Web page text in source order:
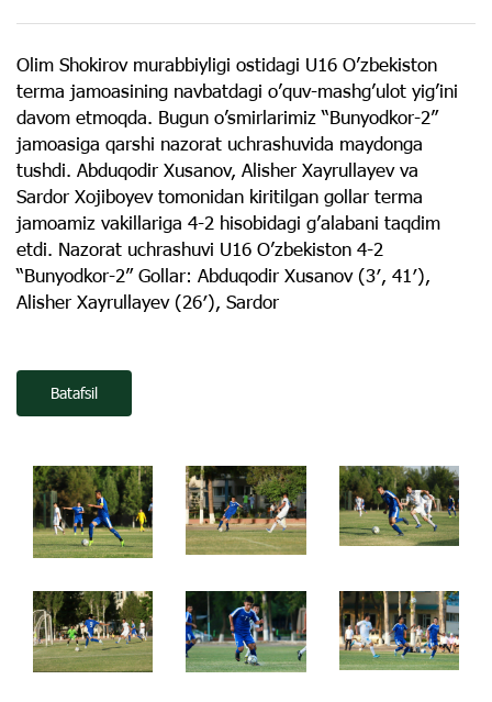
Olim Shokirov murabbiyligi ostidagi U16 O’zbekiston
terma jamoasining navbatdagi o’quv-mashg’ulot yig’ini
davom etmoqda. Bugun o’smirlarimiz “Bunyodkor-2”
jamoasiga qarshi nazorat uchrashuvida maydonga
tushdi. Abduqodir Xusanov, Alisher Xayrullayev va
Sardor Xojiboyev tomonidan kiritilgan gollar terma
jamoamiz vakillariga 4-2 hisobidagi g’alabani taqdim
etdi. Nazorat uchrashuvi U16 O’zbekiston 4-2
“Bunyodkor-2” Gollar: Abduqodir Xusanov (3′, 41′),
Alisher Xayrullayev (26′), Sardor
Batafsil